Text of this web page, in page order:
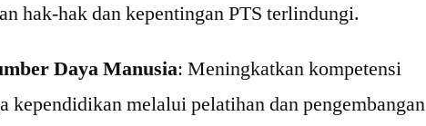
hak-hak dan kepentingan PTS terlindungi.
Daya Manusia: Meningkatkan kompetensi
kependidikan melalui pelatihan dan pengembangan